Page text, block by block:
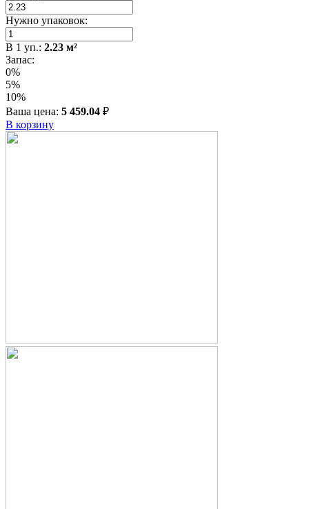
Нужно упаковок:
В 1 уп.: 2.23 м²
Запас:
0%
5%
10%
Ваша цена: 5 459.04 ₽
В корзину